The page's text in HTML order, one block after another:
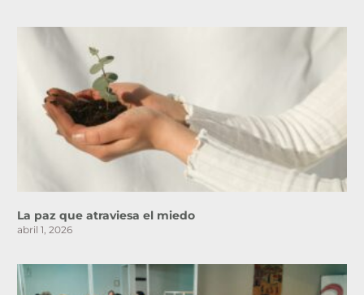
La paz que atraviesa el miedo
abril 1, 2026